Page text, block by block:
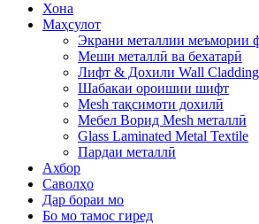
Хона
Маҳсулот
Экрани металлии меъмории
Меши металлӣ ва бехатарӣ
Лифт & Дохили Wall
Шабакаи ороишии шифт
Mesh тақсимоти дохилӣ
Мебел Ворид Mesh металлӣ
Glass Laminated Metal Textile
Пардаи металлӣ
Ахбор
Саволҳо
Дар бораи мо
Бо мо тамос гиред